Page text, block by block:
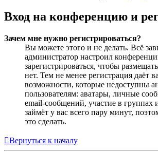
Вход на конференцию и
Зачем мне нужно регистрироваться?
Вы можете этого и не делать. Всё
администратор настроил
зарегистрироваться, чтобы
нет. Тем не менее регистрация даёт
возможности, которые недоступны
пользователям: аватары, личные
email-сообщений, участие в группах
займёт у вас всего пару минут,
это сделать.
Вернуться к началу